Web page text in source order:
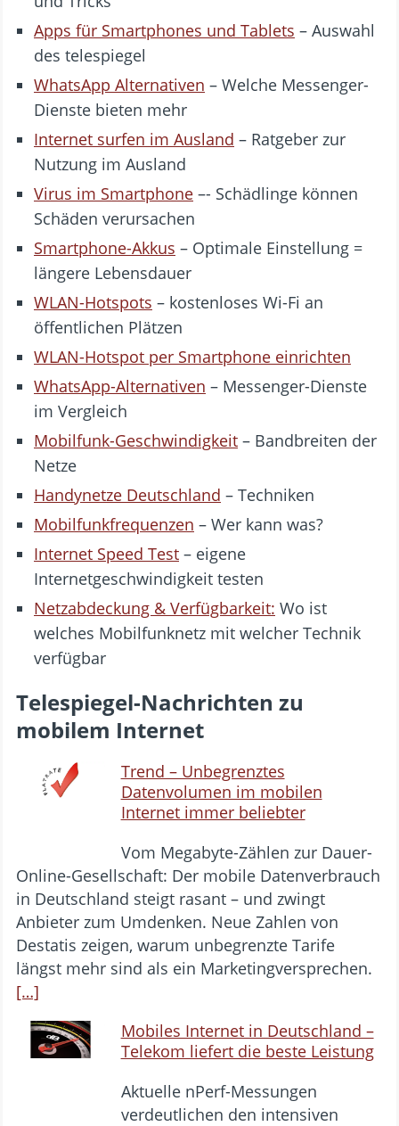
Apps für Smartphones und Tablets – Auswahl
des telespiegel
WhatsApp Alternativen – Welche Messenger-
Dienste bieten mehr
Internet surfen im Ausland – Ratgeber zur
Nutzung im Ausland
Virus im Smartphone –- Schädlinge können
Schäden verursachen
Smartphone-Akkus – Optimale Einstellung =
längere Lebensdauer
WLAN-Hotspots – kostenloses Wi-Fi an
öffentlichen Plätzen
WLAN-Hotspot per Smartphone einrichten
WhatsApp-Alternativen – Messenger-Dienste
im Vergleich
Mobilfunk-Geschwindigkeit – Bandbreiten der
Netze
Handynetze Deutschland – Techniken
Mobilfunkfrequenzen – Wer kann was?
Internet Speed Test – eigene
Internetgeschwindigkeit testen
Netzabdeckung & Verfügbarkeit: Wo ist
welches Mobilfunknetz mit welcher Technik
verfügbar
Telespiegel-Nachrichten zu
mobilem Internet
Trend – Unbegrenztes
Datenvolumen im mobilen
Internet immer beliebter
Vom Megabyte-Zählen zur Dauer-
Online-Gesellschaft: Der mobile Datenverbrauch
in Deutschland steigt rasant – und zwingt
Anbieter zum Umdenken. Neue Zahlen von
Destatis zeigen, warum unbegrenzte Tarife
längst mehr sind als ein Marketingversprechen.
[…]
Mobiles Internet in Deutschland –
Telekom liefert die beste Leistung
Aktuelle nPerf-Messungen
verdeutlichen den intensiven